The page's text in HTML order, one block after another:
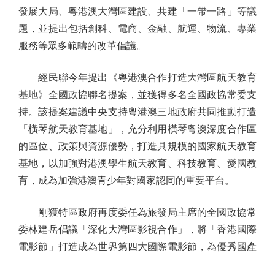
發展大局、粵港澳大灣區建設、共建「一帶一路」等議
題，並提出包括創科、電商、金融、航運、物流、專業
服務等眾多範疇的改革倡議。
經民聯今年提出《粵港澳合作打造大灣區航天教育
基地》全國政協聯名提案，並獲得多名全國政協常委支
持。該提案建議中央支持粵港澳三地政府共同推動打造
「橫琴航天教育基地」，充分利用橫琴粵澳深度合作區
的區位、政策與資源優勢，打造具規模的國家航天教育
基地，以加強對港澳學生航天教育、科技教育、愛國教
育，成為加強港澳青少年對國家認同的重要平台。
剛獲特區政府再度委任為旅發局主席的全國政協常
委林建岳倡議「深化大灣區影視合作」，將「香港國際
電影節」打造成為世界第四大國際電影節，為優秀國產